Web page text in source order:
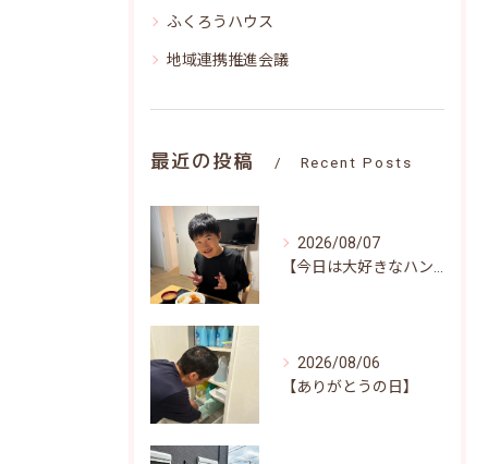
ふくろうハウス
地域連携推進会議
最近の投稿 Recent Posts
2026/08/07
2026/08/06
【ありがとうの日】